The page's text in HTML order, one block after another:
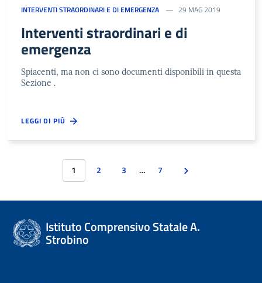
INTERVENTI STRAORDINARI E DI EMERGENZA 29 MAG 2019
Interventi straordinari e di
emergenza
Spiacenti, ma non ci sono documenti disponibili in questa
Sezione .
LEGGI DI PIÙ
1 2 3 … 7
Istituto Comprensivo Statale A.
Strobino